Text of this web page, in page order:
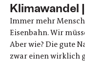
Klimawandel
Immer mehr
Eisenbahn. Wir
Aber wie? Die gute
zwar einen wirklich